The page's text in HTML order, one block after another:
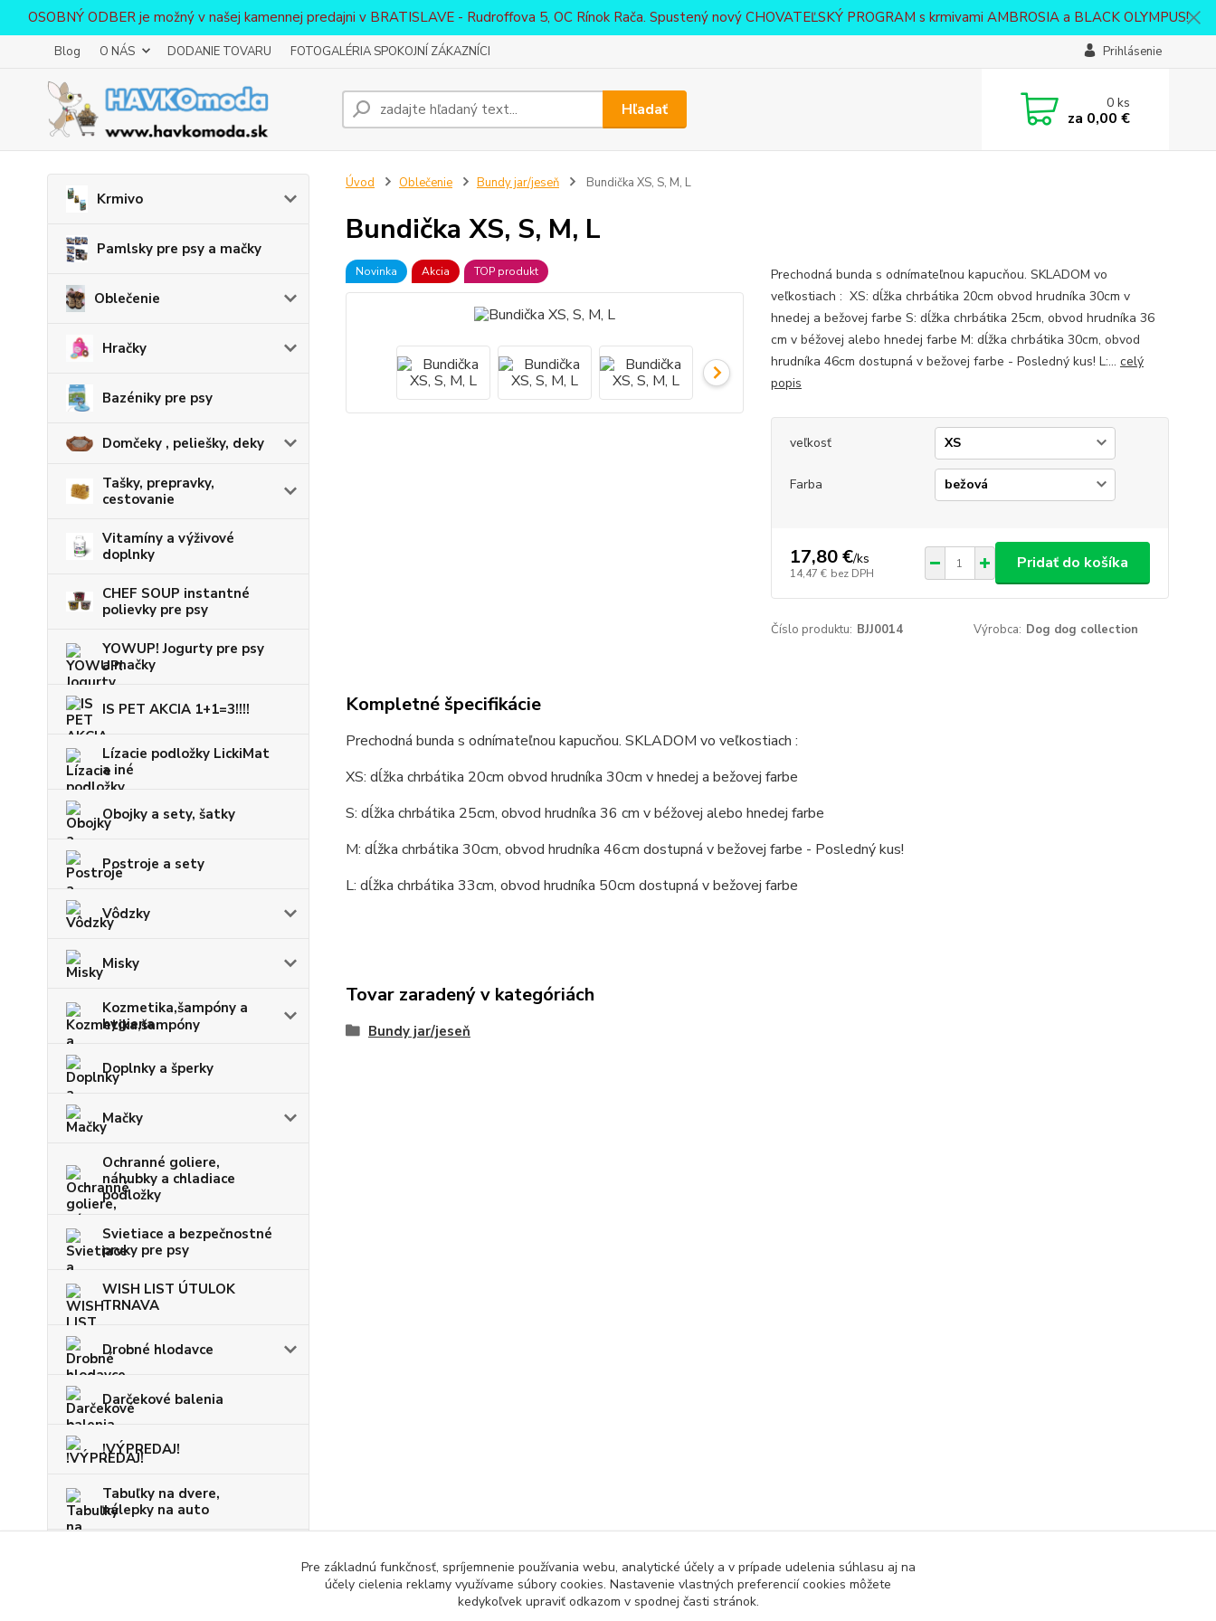
OSOBNÝ ODBER je možný v našej kamennej predajni v BRATISLAVE - Rudroffova 5, OC Rínok Rača. Spustený nový CHOVATEĽSKÝ PROGRAM s krmivami AMBROSIA a BLACK OLYMPUS!
Blog O NÁS DODANIE TOVARU FOTOGALÉRIA SPOKOJNÍ ZÁKAZNÍCI Prihlásenie
Hľadať 0ks
za 0,00 €
Krmivo
Pamlsky pre psy a mačky
Oblečenie
Hračky
Bazéniky pre psy
Domčeky , peliešky, deky
Tašky, prepravky,
cestovanie
Vitamíny a výživové
doplnky
CHEF SOUP instantné
polievky pre psy
YOWUP! Jogurty pre psy
a mačky
IS PET AKCIA 1+1=3!!!!
Lízacie podložky LickiMat
a iné
Obojky a sety, šatky
Postroje a sety
Vôdzky
Misky
Kozmetika,šampóny a
hygiena
Doplnky a šperky
Mačky
Ochranné goliere,
náhubky a chladiace
podložky
Svietiace a bezpečnostné
prvky pre psy
WISH LIST ÚTULOK
TRNAVA
Drobné hlodavce
Darčekové balenia
!VÝPREDAJ!
Tabuľky na dvere,
nálepky na auto
Úvod Oblečenie Bundy jar/jeseň Bundička XS, S, M, L
Bundička XS, S, M, L
Novinka Akcia TOP produkt
Prechodná bunda s odnímateľnou kapucňou. SKLADOM vo
veľkostiach : XS: dĺžka chrbátika 20cm obvod hrudníka 30cm v
hnedej a bežovej farbe S: dĺžka chrbátika 25cm, obvod hrudníka 36
cm v béžovej alebo hnedej farbe M: dĺžka chrbátika 30cm, obvod
hrudníka 46cm dostupná v bežovej farbe - Posledný kus! L:... celý
popis
veľkosť
Farba
17,80 €/ks
14,47 € bez DPH
Pridať do košíka
Číslo produktu: BJJ0014 Výrobca: Dog dog collection
Kompletné špecifikácie
Prechodná bunda s odnímateľnou kapucňou. SKLADOM vo veľkostiach :
XS: dĺžka chrbátika 20cm obvod hrudníka 30cm v hnedej a bežovej farbe
S: dĺžka chrbátika 25cm, obvod hrudníka 36 cm v béžovej alebo hnedej farbe
M: dĺžka chrbátika 30cm, obvod hrudníka 46cm dostupná v bežovej farbe - Posledný kus!
L: dĺžka chrbátika 33cm, obvod hrudníka 50cm dostupná v bežovej farbe
Tovar zaradený v kategóriách
Bundy jar/jeseň
Pre základnú funkčnosť, spríjemnenie používania webu, analytické účely a v prípade udelenia súhlasu aj na
účely cielenia reklamy využívame súbory cookies. Nastavenie vlastných preferencií cookies môžete
kedykoľvek upraviť odkazom v spodnej časti stránok.